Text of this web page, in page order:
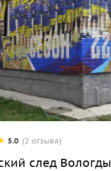
5.0 (2 отзыва)
след Вологды